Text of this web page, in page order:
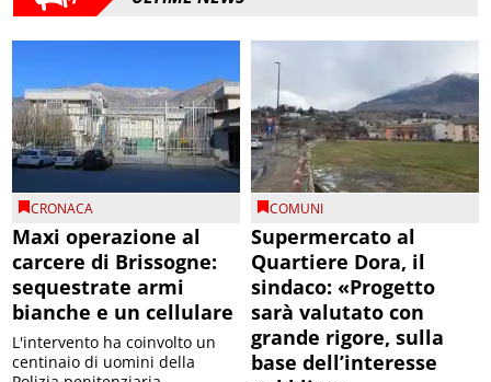
CRONACA
Maxi operazione al
carcere di Brissogne:
sequestrate armi
bianche e un cellulare
L'intervento ha coinvolto un
centinaio di uomini della
COMUNI
Supermercato al
Quartiere Dora, il
sindaco: «Progetto
sarà valutato con
grande rigore, sulla
base dell’interesse